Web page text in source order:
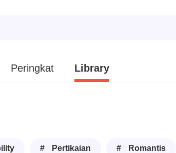
Peringkat Library
# Pertikaian # Romantis